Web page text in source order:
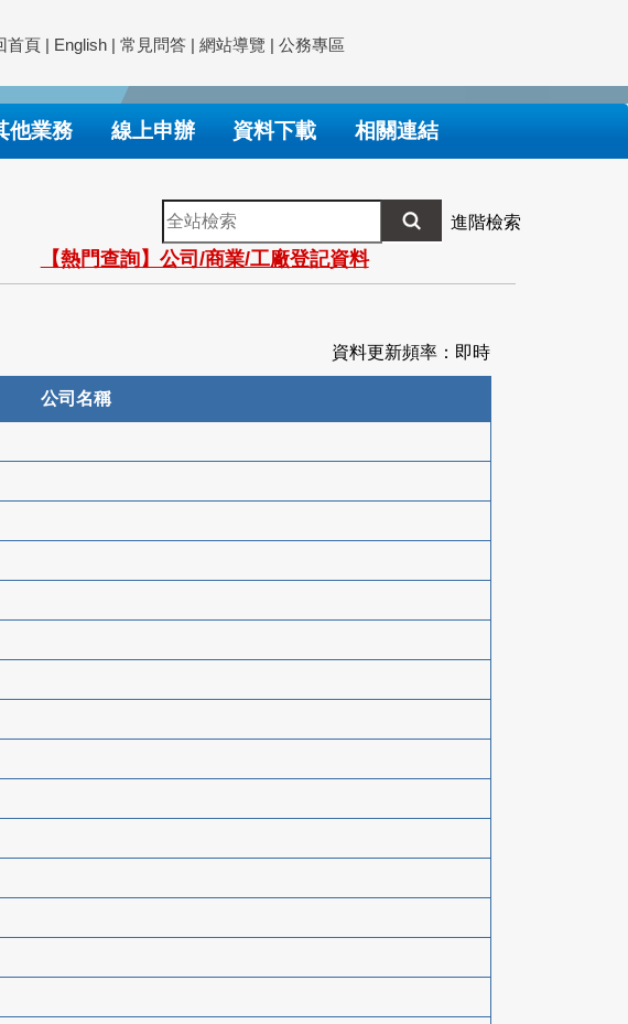
首頁 | English | 常見問答 | 網站導覽 | 公務專區
他業務 線上申辦 資料下載 相關連結
全
站
檢
索
進階檢索
【熱門查詢】公司/商業/工廠登記資料
資料更新頻率：即時
公司名稱